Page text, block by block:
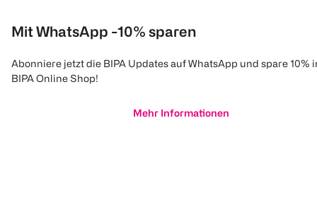
Mit WhatsApp -10% sparen
Abonniere jetzt die BIPA Updates auf WhatsApp und spare 10%
BIPA Online Shop!
Mehr Informationen